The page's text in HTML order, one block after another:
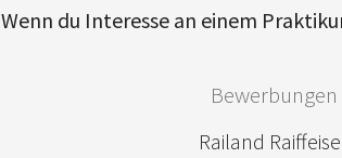
Wenn du Interesse an einem
Bewerbungen
Railand